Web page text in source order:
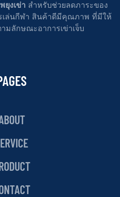
ยุงเข่า สำหรับช่วยลดภาระของ
เล่นกีฬา สินค้าดีมีคุณภาพ ที่มีให้
มลักษณะอาการเข่าเจ็บ